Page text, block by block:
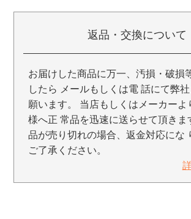
返品・交換について
お届けした商品に万一、汚損・破損
したら メールもしくは電 話にて弊
願います。 当店もしくはメーカーよ
様へ正 常品を迅速に送らせて頂きま
品が売り切れの場合、返金対応にな
ご了承ください。